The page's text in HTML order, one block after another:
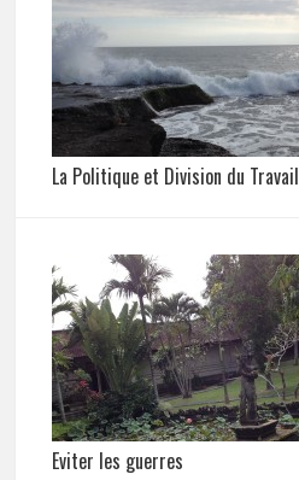
La Politique et Division du Travail
Eviter les guerres